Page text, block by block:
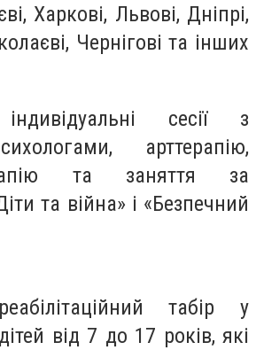
Харкові, Львові, Дніпрі,
Чернігові та інших
сесії з
арттерапію,
та заняття за
та війна» і «Безпечний
табір у
від 7 до 17 років, які